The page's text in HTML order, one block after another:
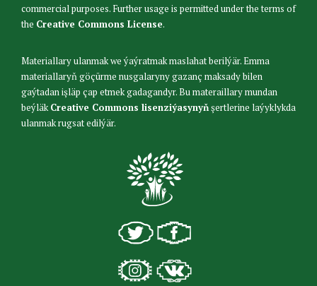
commercial purposes. Further usage is permitted under the terms of
the Creative Commons License.
Materiallary ulanmak we ýaýratmak maslahat berilýär. Emma
materiallaryň göçürme nusgalaryny gazanç maksady bilen
gaýtadan işläp çap etmek gadagandyr. Bu materaillary mundan
beýläkCreative Commons lisenziýasynyňşertlerine laýyklykda
ulanmak rugsat edilýär.